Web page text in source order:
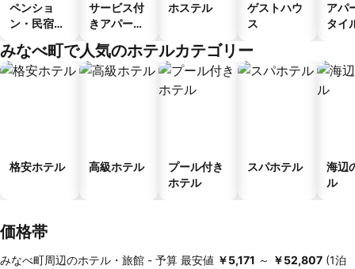
ペンショ
ン・民宿・
ス
サービス付
きアパート
ホステル
ゲストハウ
ス
アパ
タイ
みなべ町で人気のホテルカテゴリー
格安ホテル 高級ホテル
プール付き
ホテル
スパホテル
海辺
ル
価格帯
みなべ町周辺のホテル・旅館 - 予算 最安値 ‎￥5,171 ～ ‎￥52,807 (1泊